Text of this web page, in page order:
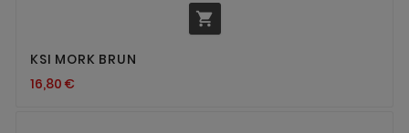

KSI MORK BRUN
16,80 €